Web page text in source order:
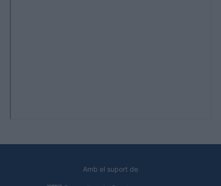
Amb el suport de